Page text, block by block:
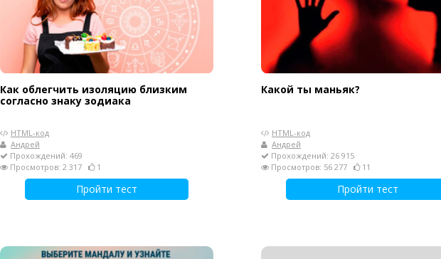
Как облегчить изоляцию близким
согласно знаку зодиака
HTML-код
Андрей
Прохождений: 469
Просмотров: 2 317
1
Пройти тест
Какой ты маньяк?
HTML-код
Андрей
Прохождений: 26 915
Просмотров: 56 277
11
Пройти тест